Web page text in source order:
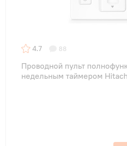
4.7 88
Проводной пульт
недельным таймером